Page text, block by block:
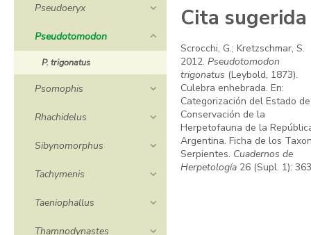
Pseudoeryx
Pseudotomodon
P. trigonatus
Psomophis
Rhachidelus
Sibynomorphus
Tachymenis
Taeniophallus
Thamnodynastes
Cita sugerida
Scrocchi, G.; Kretzschmar, S.
2012. Pseudotomodon
trigonatus (Leybold, 1873).
Culebra enhebrada. En:
Categorización del Estado de
Conservación de la
Herpetofauna de la
Argentina. Ficha de los
Serpientes. Cuadernos de
Herpetología 26 (Supl. 1):